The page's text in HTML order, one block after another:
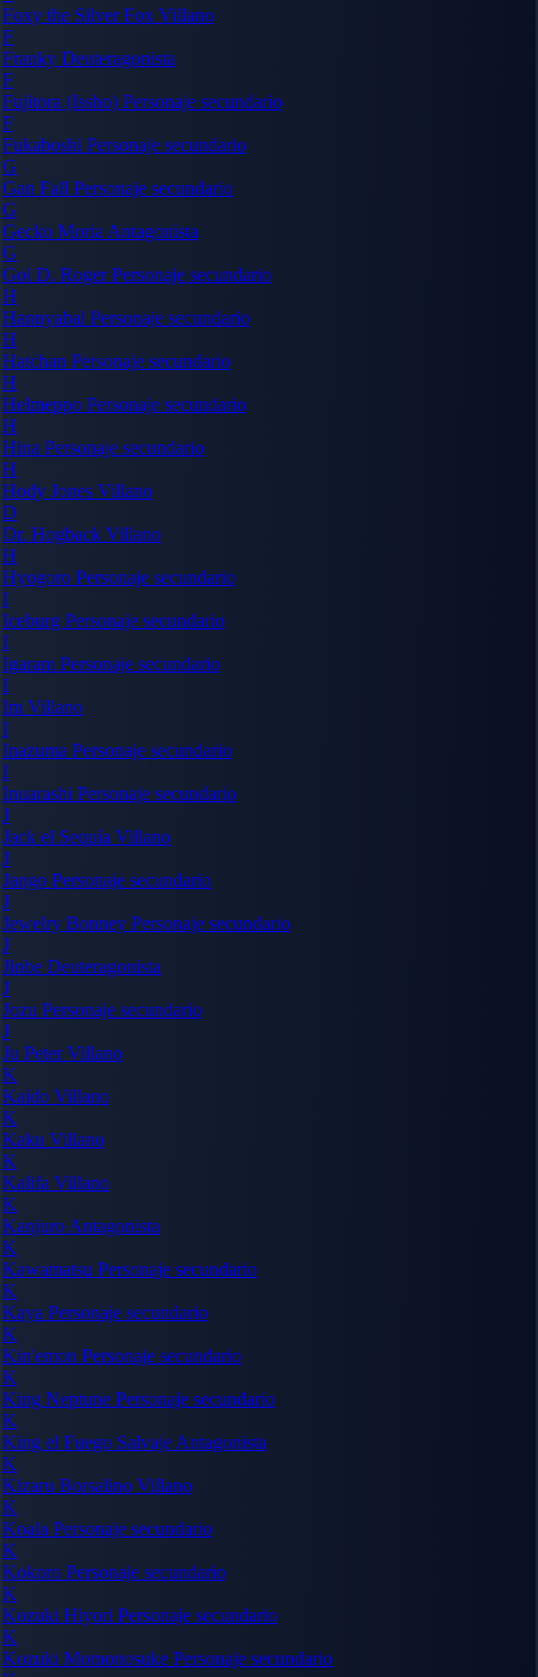
Foxy the Silver Fox Villano
F
Franky Deuteragonista
F
Fujitora (Issho) Personaje secundario
F
Fukaboshi Personaje secundario
G
Gan Fall Personaje secundario
G
Gecko Moria Antagonista
G
Gol D. RogerPersonaje secundario
H
Hannyabal Personaje secundario
H
Hatchan Personaje secundario
H
Helmeppo Personaje secundario
H
Hina Personaje secundario
H
Hody Jones Villano
D
Dr. Hogback Villano
H
Hyogoro Personaje secundario
I
Iceburg Personaje secundario
I
Igaram Personaje secundario
I
Im Villano
I
Inazuma Personaje secundario
I
Inuarashi Personaje secundario
J
Jack el Sequía Villano
J
Jango Personaje secundario
J
Jewelry Bonney Personaje secundario
J
Jinbe Deuteragonista
J
Jozu Personaje secundario
J
Ju PeterVillano
K
Kaido Villano
K
Kaku Villano
K
Kalifa Villano
K
Kanjuro Antagonista
K
Kawamatsu Personaje secundario
K
Kaya Personaje secundario
K
Kin'emon Personaje secundario
K
King Neptune Personaje secundario
K
King el Fuego Salvaje Antagonista
K
Kizaru Borsalino Villano
K
Koala Personaje secundario
K
Kokoro Personaje secundario
K
Kozuki Hiyori Personaje secundario
K
Kozuki Momonosuke Personaje secundario